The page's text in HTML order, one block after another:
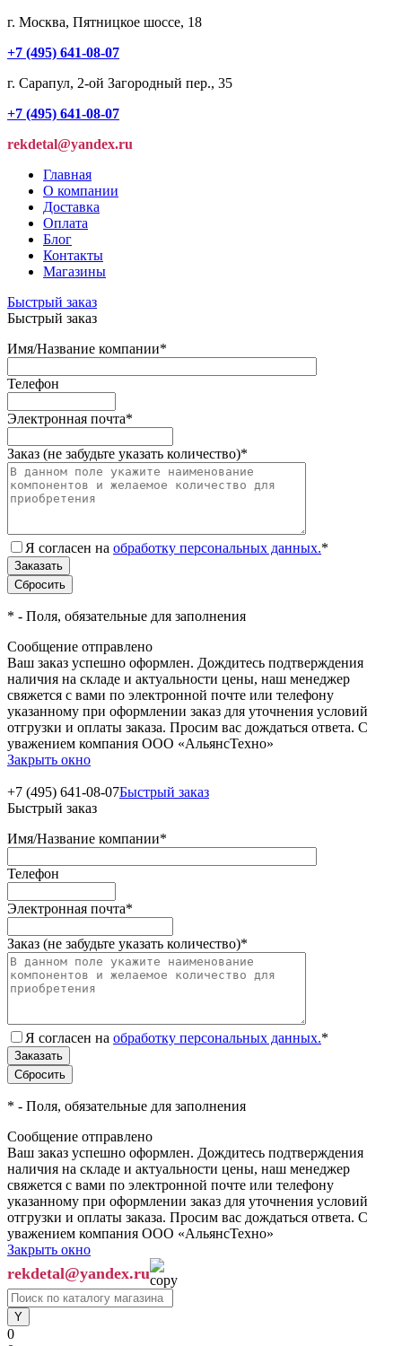
г. Москва, Пятницкое шоссе, 18
+7 (495) 641-08-07
г. Сарапул, 2-ой Загородный пер., 35
+7 (495) 641-08-07
rekdetal@yandex.ru
Главная
О компании
Доставка
Оплата
Блог
Контакты
Магазины
Быстрый заказ
Быстрый заказ
Имя/Название компании*
Телефон
Электронная почта*
Заказ (не забудьте указать количество)*
Я согласен на обработку персональных данных.*
* - Поля, обязательные для заполнения
Сообщение отправлено
Ваш заказ успешно оформлен. Дождитесь подтверждения
наличия на складе и актуальности цены, наш менеджер
свяжется с вами по электронной почте или телефону
указанному при оформлении заказ для уточнения условий
отгрузки и оплаты заказа. Просим вас дождаться ответа. С
уважением компания ООО «АльянсТехно»
Закрыть окно
+7 (495) 641-08-07Быстрый заказ
Быстрый заказ
Имя/Название компании*
Телефон
Электронная почта*
Заказ (не забудьте указать количество)*
Я согласен на обработку персональных данных.*
* - Поля, обязательные для заполнения
Сообщение отправлено
Ваш заказ успешно оформлен. Дождитесь подтверждения
наличия на складе и актуальности цены, наш менеджер
свяжется с вами по электронной почте или телефону
указанному при оформлении заказ для уточнения условий
отгрузки и оплаты заказа. Просим вас дождаться ответа. С
уважением компания ООО «АльянсТехно»
Закрыть окно
rekdetal@yandex.ru
0